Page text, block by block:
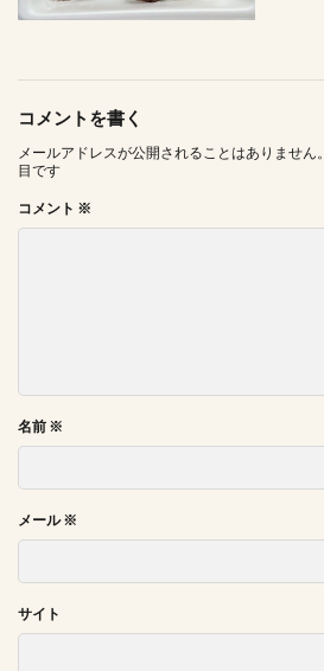
コメントを書く
メールアドレスが公開されることはありません。
目です
コメント ※
名前 ※
メール※
サイト